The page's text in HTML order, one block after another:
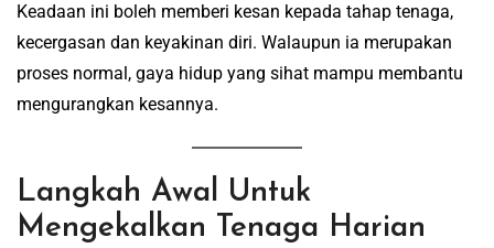
Keadaan ini boleh memberi kesan kepada tahap tenaga,
kecergasan dan keyakinan diri. Walaupun ia merupakan
proses normal, gaya hidup yang sihat mampu membantu
mengurangkan kesannya.
Langkah Awal Untuk
Mengekalkan Tenaga Harian